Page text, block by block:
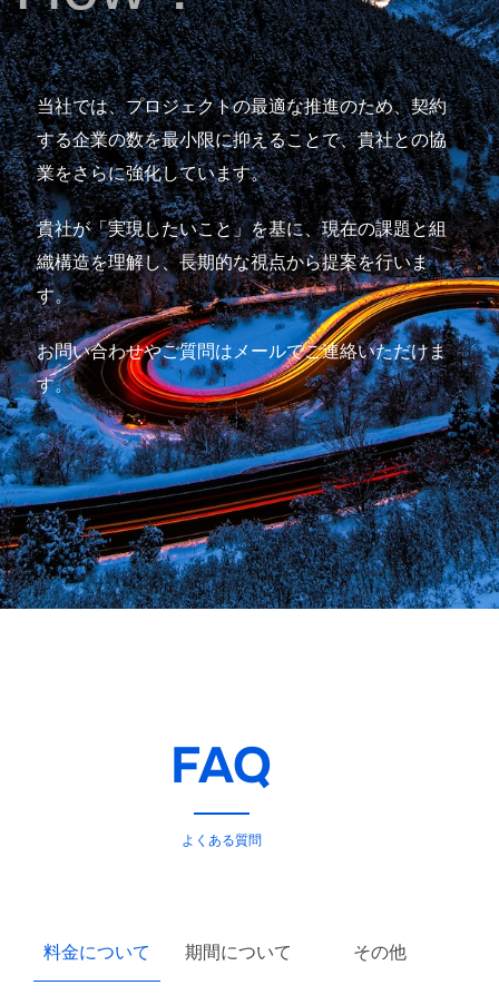
当社では、プロジェクトの最適な推進のため、契約
する企業の数を最小限に抑えることで、貴社との協
業をさらに強化しています。
貴社が「実現したいこと」を基に、現在の課題と組
織構造を理解し、長期的な視点から提案を行いま
す。
お問い合わせやご質問はメールでご連絡いただけま
す。
FAQ
よくある質問
料金について 期間について その他